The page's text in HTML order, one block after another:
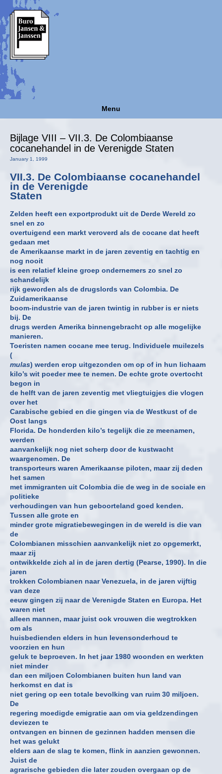
Menu
Bijlage VIII – VII.3. De Colombiaanse
cocanehandel in de Verenigde Staten
January 1, 1999
VII.3. De Colombiaanse cocanehandel
in de Verenigde
Staten
Zelden heeft een exportprodukt uit de Derde Wereld zo
snel en zo
overtuigend een markt veroverd als de cocane dat heeft
gedaan met
de Amerikaanse markt in de jaren zeventig en tachtig en
nog nooit
is een relatief kleine groep ondernemers zo snel zo
schandelijk
rijk geworden als de drugslords van Colombia. De
Zuidamerikaanse
boom-industrie van de jaren twintig in rubber is er niets
bij. De
drugs werden Amerika binnengebracht op alle mogelijke
manieren.
Toeristen namen cocane mee terug. Individuele muilezels
(
mulas) werden erop uitgezonden om op of in hun lichaam
kilo’s wit poeder mee te nemen. De echte grote overtocht
begon in
de helft van de jaren zeventig met vliegtuigjes die vlogen
over het
Carabische gebied en die gingen via de Westkust of de
Oost langs
Florida. De honderden kilo’s tegelijk die ze meenamen,
werden
aanvankelijk nog niet scherp door de kustwacht
waargenomen. De
transporteurs waren Amerikaanse piloten, maar zij deden
het samen
met immigranten uit Colombia die de weg in de sociale en
politieke
verhoudingen van hun geboorteland goed kenden.
Tussen alle grote en
minder grote migratiebewegingen in de wereld is die van
de
Colombianen misschien aanvankelijk niet zo opgemerkt,
maar zij
ontwikkelde zich al in de jaren dertig (Pearse, 1990). In die
jaren
trokken Colombianen naar Venezuela, in de jaren vijftig
van deze
eeuw gingen zij naar de Verenigde Staten en Europa. Het
waren niet
alleen mannen, maar juist ook vrouwen die wegtrokken
om als
huisbedienden elders in hun levensonderhoud te
voorzien en hun
geluk te beproeven. In het jaar 1980 woonden en werkten
niet minder
dan een miljoen Colombianen buiten hun land van
herkomst en dat is
niet gering op een totale bevolking van ruim 30 miljoen.
De
regering moedigde emigratie aan om via geldzendingen
deviezen te
ontvangen en binnen de gezinnen hadden mensen die
het was gelukt
elders aan de slag te komen, flink in aanzien gewonnen.
Juist de
agrarische gebieden die later zouden overgaan op de